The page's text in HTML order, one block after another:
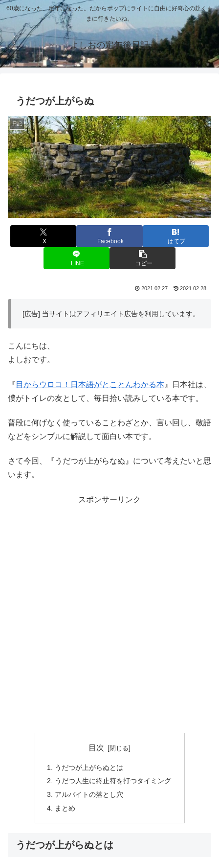
60歳になった、定年になった。だからポップにライトに自由に好奇心の赴くま
まに行きたいね。
よしおの定年後日記
うだつが上がらぬ
日記
X Facebook はてブ
LINE コピー
2021.02.27 2021.02.28
[広告] 当サイトはアフィリエイト広告を利用しています。
こんにちは、
よしおです。
『 目からウロコ！日本語がとことんわかる本 』日本社は、
僕がトイレの友として、毎日拾い読みしている本です。
普段に何げなく使っていることわざとか、言い回し、敬語
などをシンプルに解説して面白い本です。
さて今回、『うだつが上がらなぬ』について考えたいと思
います。
スポンサーリンク
目次
うだつが上がらぬとは
うだつ人生に終止符を打つタイミング
アルバイトの落とし穴
まとめ
うだつが上がらぬとは